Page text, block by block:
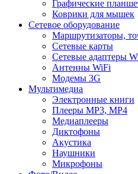
Графические
Коврики для мышек
Сетевое оборудование
Маршрутизаторы,
Сетевые карты
Сетевые адаптеры
Антенны WiFi
Модемы 3G
Мультимедиа
Электронные книги
Плееры MP3, MP4
Медиаплееры
Диктофоны
Акустика
Наушники
Микрофоны